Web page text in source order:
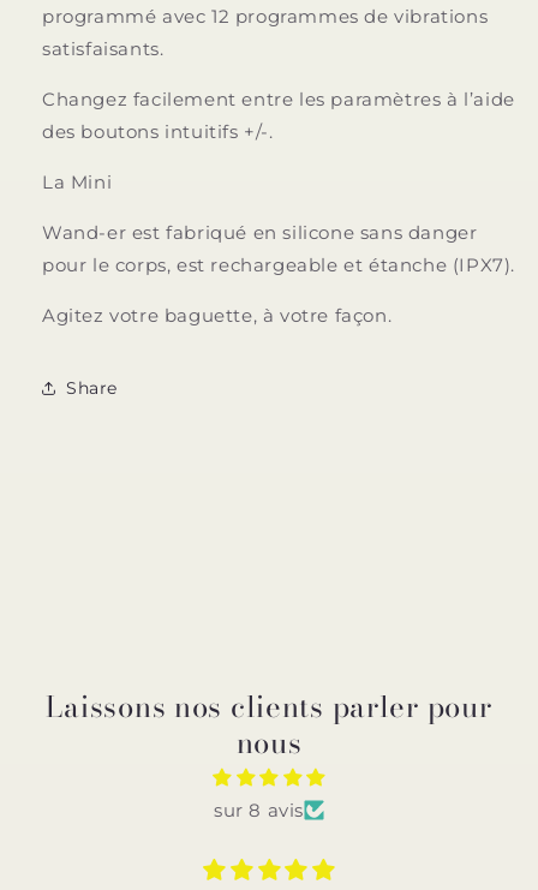
programmé avec 12 programmes de vibrations
satisfaisants.
Changez facilement entre les paramètres à l’aide
des boutons intuitifs +/-.
La Mini
Wand-er est fabriqué en silicone sans danger
pour le corps, est rechargeable et étanche (IPX7).
Agitez votre baguette, à votre façon.
Share
Laissons nos clients parler pour
nous
sur 8 avis